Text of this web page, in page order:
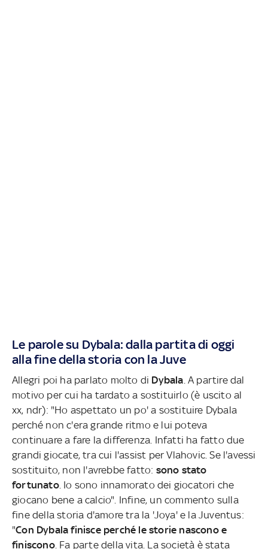
Le parole su Dybala: dalla partita di oggi
alla fine della storia con la Juve
Allegri poi ha parlato molto di Dybala . A partire dal
motivo per cui ha tardato a sostituirlo (è uscito al
xx, ndr): "Ho aspettato un po' a sostituire Dybala
perché non c'era grande ritmo e lui poteva
continuare a fare la differenza. Infatti ha fatto due
grandi giocate, tra cui l'assist per Vlahovic. Se l'avessi
sostituito, non l'avrebbe fatto: sono stato
fortunato. Io sono innamorato dei giocatori che
giocano bene a calcio". Infine, un commento sulla
fine della storia d'amore tra la 'Joya' e la Juventus:
"Con Dybala finisce perché le storie nascono e
finiscono. Fa parte della vita. La società è stata